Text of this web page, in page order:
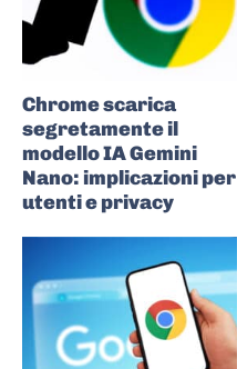
Chrome scarica
segretamente il
modello IA Gemini
Nano: implicazioni per
utenti e privacy